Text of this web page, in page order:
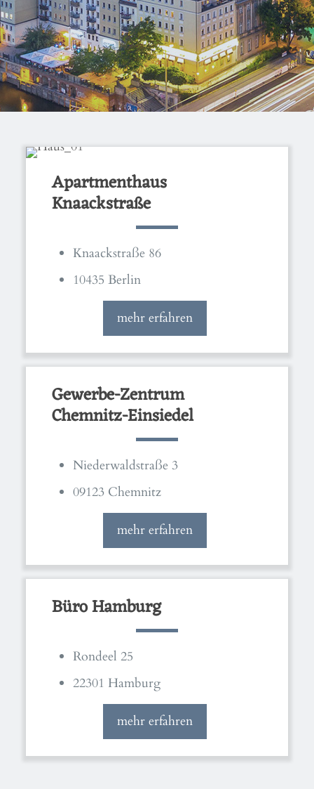
Apartmenthaus
Knaackstraße
Knaackstraße 86
10435 Berlin
mehr erfahren
Gewerbe-Zentrum
Chemnitz-Einsiedel
Niederwaldstraße 3
09123 Chemnitz
mehr erfahren
Büro Hamburg
Rondeel 25
22301 Hamburg
mehr erfahren